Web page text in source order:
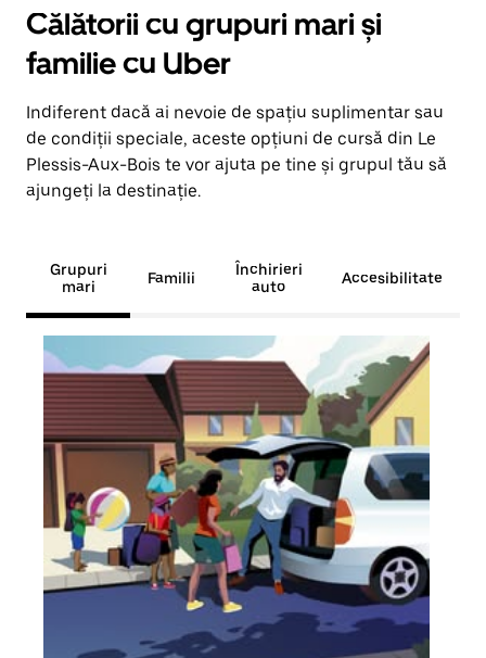
Călătorii cu grupuri mari și
familie cu Uber
Indiferent dacă ai nevoie de spațiu suplimentar sau
de condiții speciale, aceste opțiuni de cursă din Le
Plessis-Aux-Bois te vor ajuta pe tine și grupul tău să
ajungeți la destinație.
Grupuri
mari
Familii
Închirieri
auto
Accesibilitate